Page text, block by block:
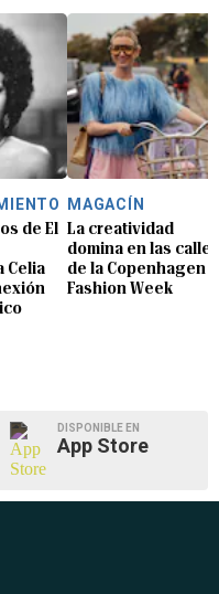
de El
Celia
MAGACÍN
La creatividad
domina en las calles
de la Copenhagen
Fashion Week
DISPONIBLE EN
App Store